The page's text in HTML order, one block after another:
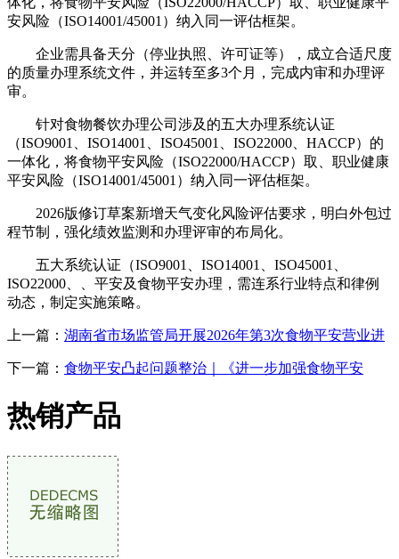
安风险（ISO14001/45001）纳入同一评估框架。
企业需具备天分（停业执照、许可证等），成立合适尺度
的质量办理系统文件，并运转至多3个月，完成内审和办理评
审。
针对食物餐饮办理公司涉及的五大办理系统认证
（ISO9001、ISO14001、ISO45001、ISO22000、HACCP）的
一体化，将食物平安风险（ISO22000/HACCP）取、职业健康
平安风险（ISO14001/45001）纳入同一评估框架。
2026版修订草案新增天气变化风险评估要求，明白外包过
程节制，强化绩效监测和办理评审的布局化。
五大系统认证（ISO9001、ISO14001、ISO45001、
ISO22000、、平安及食物平安办理，需连系行业特点和律例
动态，制定实施策略。
上一篇： 湖南省市场监管局开展2026年第3次食物平安营业进
下一篇： 食物平安凸起问题整治｜《进一步加强食物平安
热销产品